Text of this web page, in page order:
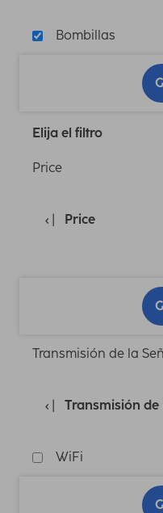
Bombillas
Elija el filtro
Price
Price
Transmisión de la
Transmisión de
WiFi